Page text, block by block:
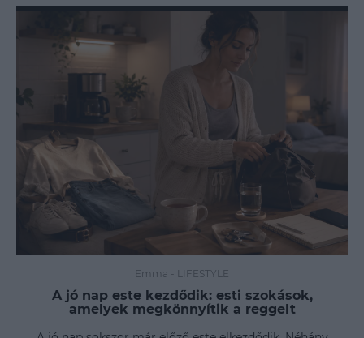
Emma - LIFESTYLE
A jó nap este kezdődik: esti szokások,
amelyek megkönnyítik a reggelt